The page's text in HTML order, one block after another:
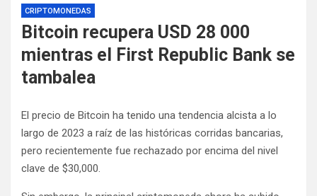
CRIPTOMONEDAS
Bitcoin recupera USD 28 000
mientras el First Republic Bank se
tambalea
El precio de Bitcoin ha tenido una tendencia alcista a lo
largo de 2023 a raíz de las históricas corridas bancarias,
pero recientemente fue rechazado por encima del nivel
clave de $30,000.